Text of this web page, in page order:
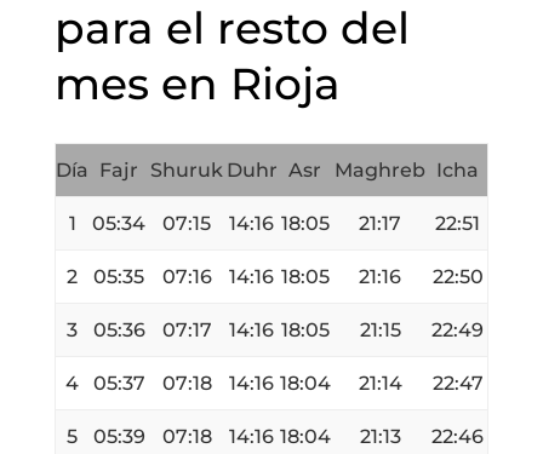
para el resto del
mes en Rioja
Día Fajr Shuruk Duhr Asr Maghreb Icha
1 05:34 07:15 14:16 18:05 21:17 22:51
2 05:35 07:16 14:16 18:05 21:16 22:50
3 05:36 07:17 14:16 18:05 21:15 22:49
4 05:37 07:18 14:16 18:04 21:14 22:47
5 05:39 07:18 14:16 18:04 21:13 22:46